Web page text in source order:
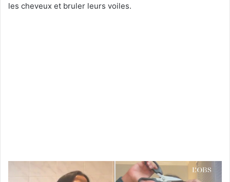
les cheveux et bruler leurs voiles.